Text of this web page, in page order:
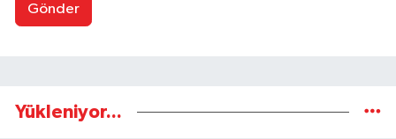
Gönder
Yükleniyor...